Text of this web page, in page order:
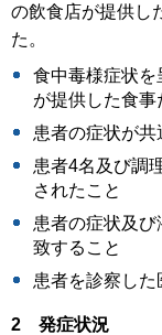
の飲食店が提供し
た。
食中毒様症状
が提供した食事
患者の症状が共
患者4名及び調
されたこと
患者の症状及
致すること
患者を診察した
2 発症状況